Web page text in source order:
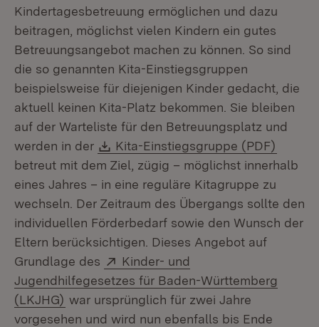
Kindertagesbetreuung ermöglichen und dazu
beitragen, möglichst vielen Kindern ein gutes
Betreuungsangebot machen zu können. So sind
die so genannten Kita-Einstiegsgruppen
beispielsweise für diejenigen Kinder gedacht, die
aktuell keinen Kita-Platz bekommen. Sie bleiben
auf der Warteliste für den Betreuungsplatz und
werden in der
Download:
Kita-Einstiegsgruppe (PDF)
betreut mit dem Ziel, zügig – möglichst innerhalb
eines Jahres – in eine reguläre Kitagruppe zu
wechseln. Der Zeitraum des Übergangs sollte den
individuellen Förderbedarf sowie den Wunsch der
Eltern berücksichtigen. Dieses Angebot auf
Grundlage des
Extern:
Kinder- und
Jugendhilfegesetzes für Baden-Württemberg
(LKJHG) (Öffnet in neuem Fenster)
war ursprünglich für zwei Jahre
vorgesehen und wird nun ebenfalls bis Ende